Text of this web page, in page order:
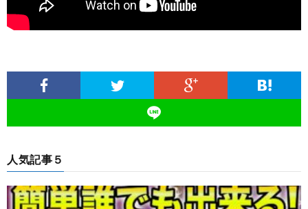
人気記事５